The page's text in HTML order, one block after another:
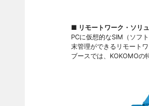
■ リモートワーク・ソリ
PCに仮想的なSIM（ソフ
末管理ができるリモート
ブースでは、KOKOMOの